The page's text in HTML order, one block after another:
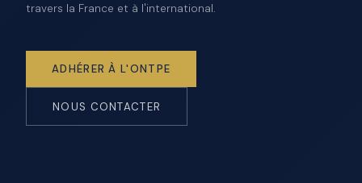
travers la France et à l'international.
ADHÉRER À L'ONTPE
NOUS CONTACTER